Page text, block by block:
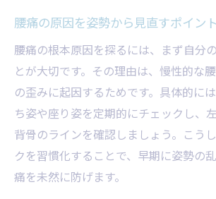
地域の気候が腰痛に与える影
腰痛対策に役立つ地域コミ
腰痛予防のための家庭内工
腰痛を遠ざける地域資源の
腰痛予防を地域全体で取り組
足柄上整体院が出来ること
腰痛の原因を姿勢から見直すポイント
腰痛の根本原因を探るには、まず自分
とが大切です。その理由は、慢性的な
の歪みに起因するためです。具体的に
ち姿や座り姿を定期的にチェックし、
背骨のラインを確認しましょう。こう
クを習慣化することで、早期に姿勢の
痛を未然に防げます。